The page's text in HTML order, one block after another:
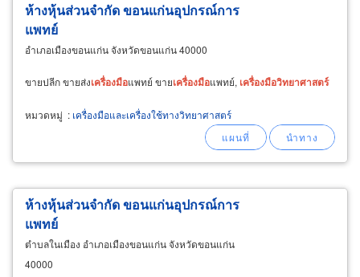
ห้างหุ้นส่วนจำกัด ขอนแก่นอุปกรณ์การ
แพทย์
อำเภอเมืองขอนแก่น จังหวัดขอนแก่น 40000
ขายปลีก ขายส่งเครื่องมือแพทย์ ขายเครื่องมือแพทย์, เครื่องมือวิทยาศาสตร์
หมวดหมู่ : เครื่องมือและเครื่องใช้ทางวิทยาศาสตร์
ห้างหุ้นส่วนจำกัด ขอนแก่นอุปกรณ์การ
แพทย์
ตำบลในเมือง อำเภอเมืองขอนแก่น จังหวัดขอนแก่น
40000